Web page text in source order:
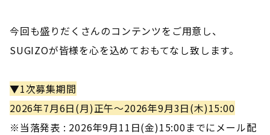
今回も盛りだくさんのコンテンツをご用意し、
SUGIZOが皆様を心を込めておもてなし致します。
▼1次募集期間
2026年7月6日(月)正午～2026年9月3日(木)15:00
※当落発表 : 2026年9月11日(金)15:00までにメール配